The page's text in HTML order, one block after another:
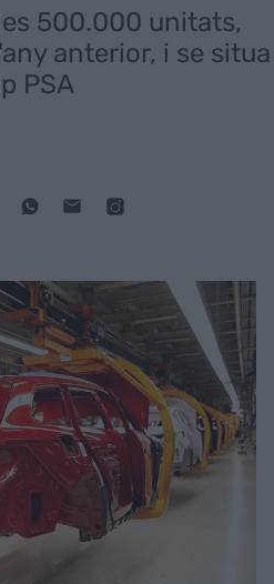
500.000 unitats,
anterior, i se situa
PSA